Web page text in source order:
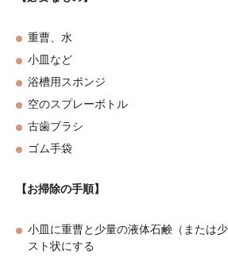
重曹、水
小皿など
浴槽用スポンジ
空のスプレーボトル
古歯ブラシ
ゴム手袋
【お掃除の手順】
小皿に重曹と少量の液体石鹸（または
スト状にする